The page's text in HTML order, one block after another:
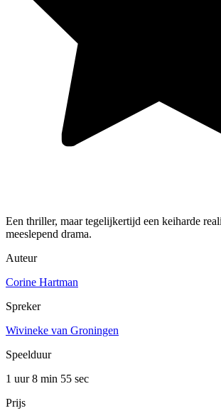
Een thriller, maar tegelijkertijd een keiharde
meeslepend drama.
Auteur
Corine Hartman
Spreker
Wivineke van Groningen
Speelduur
1 uur 8 min 55 sec
Prijs